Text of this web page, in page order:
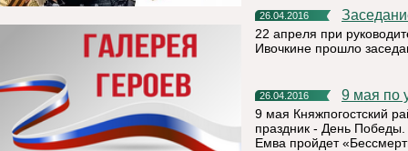
26.04.2016
22 апреля при
Ивочкине прошло
26.04.2016 9 мая
9 мая Княжпогостский
праздник - День Победы.
Емва пройдет